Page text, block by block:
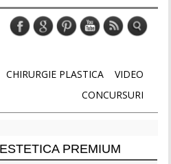
CHIRURGIE PLASTICA
VIDEO
CONCURSURI
PREMIUM